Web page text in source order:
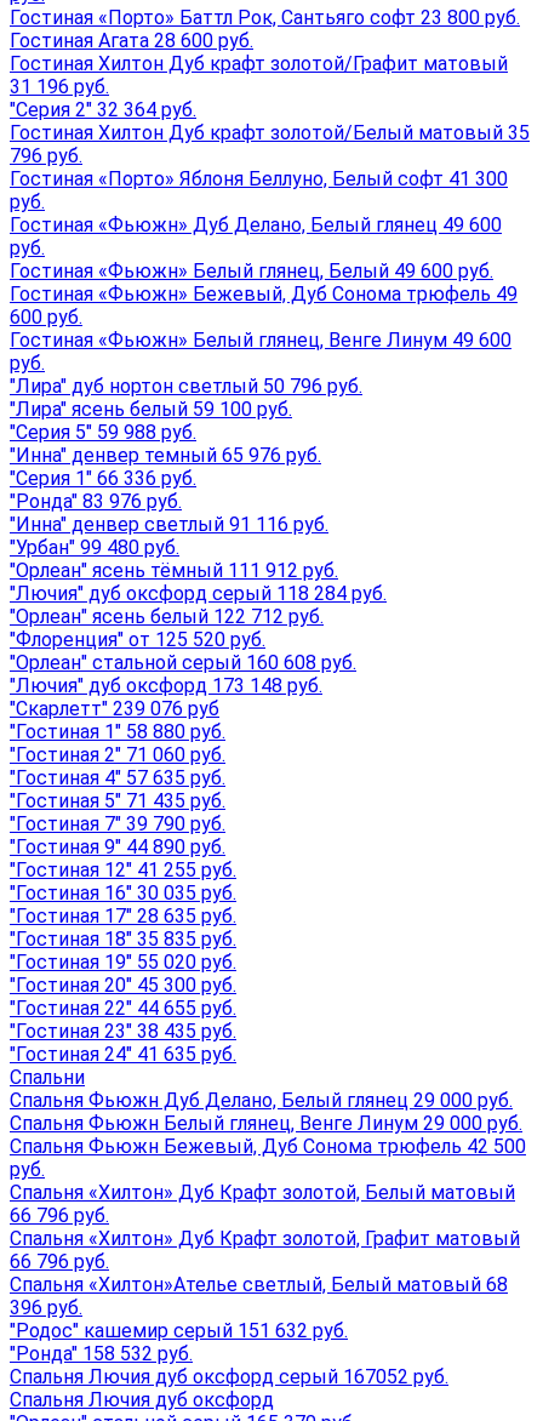
Гостиная «Порто» Баттл Рок, Сантьяго софт 23 800 руб.
Гостиная Агата 28 600 руб.
Гостиная Хилтон Дуб крафт золотой/Графит матовый
31 196 руб.
"Серия 2" 32 364 руб.
Гостиная Хилтон Дуб крафт золотой/Белый матовый 35
796 руб.
Гостиная «Порто» Яблоня Беллуно, Белый софт 41 300
руб.
Гостиная «Фьюжн» Дуб Делано, Белый глянец 49 600
руб.
Гостиная «Фьюжн» Белый глянец, Белый 49 600 руб.
Гостиная «Фьюжн» Бежевый, Дуб Сонома трюфель 49
600 руб.
Гостиная «Фьюжн» Белый глянец, Венге Линум 49 600
руб.
"Лира" дуб нортон светлый 50 796 руб.
"Лира" ясень белый 59 100 руб.
"Серия 5" 59 988 руб.
"Инна" денвер темный 65 976 руб.
"Серия 1" 66 336 руб.
"Ронда" 83 976 руб.
"Инна" денвер светлый 91 116 руб.
"Урбан" 99 480 руб.
"Орлеан" ясень тёмный 111 912 руб.
"Лючия" дуб оксфорд серый 118 284 руб.
"Орлеан" ясень белый 122 712 руб.
"Флоренция" от 125 520 руб.
"Орлеан" стальной серый 160 608 руб.
"Лючия" дуб оксфорд 173 148 руб.
"Скарлетт" 239 076 руб
"Гостиная 1" 58 880 руб.
"Гостиная 2" 71 060 руб.
"Гостиная 4" 57 635 руб.
"Гостиная 5" 71 435 руб.
"Гостиная 7" 39 790 руб.
"Гостиная 9" 44 890 руб.
"Гостиная 12" 41 255 руб.
"Гостиная 16" 30 035 руб.
"Гостиная 17" 28 635 руб.
"Гостиная 18" 35 835 руб.
"Гостиная 19" 55 020 руб.
"Гостиная 20" 45 300 руб.
"Гостиная 22" 44 655 руб.
"Гостиная 23" 38 435 руб.
"Гостиная 24" 41 635 руб.
Спальни
Спальня Фьюжн Дуб Делано, Белый глянец 29 000 руб.
Спальня Фьюжн Белый глянец, Венге Линум 29 000 руб.
Спальня Фьюжн Бежевый, Дуб Сонома трюфель 42 500
руб.
Спальня «Хилтон» Дуб Крафт золотой, Белый матовый
66 796 руб.
Спальня «Хилтон» Дуб Крафт золотой, Графит матовый
66 796 руб.
Спальня «Хилтон»Ателье светлый, Белый матовый 68
396 руб.
"Родос" кашемир серый 151 632 руб.
"Ронда" 158 532 руб.
Спальня Лючия дуб оксфорд серый 167052 руб.
Спальня Лючия дуб оксфорд